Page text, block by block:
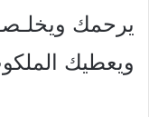
يرحمك
ويعطيك